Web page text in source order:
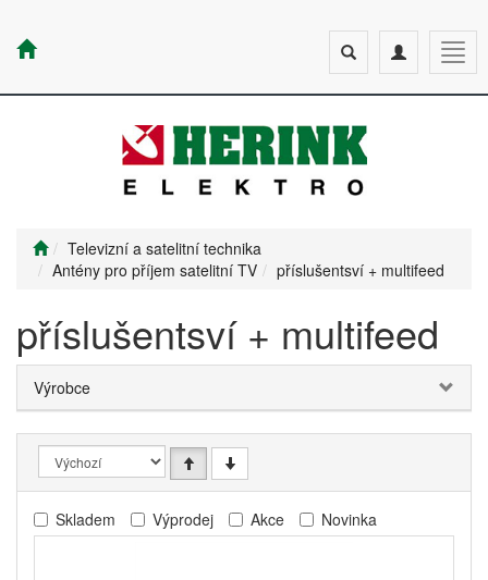
Toggle
navigation
Toggle
search
Televizní a satelitní technika
Antény pro příjem satelitní TV
příslušentsví + multifeed
příslušentsví + multifeed
Výrobce
Skladem Výprodej Akce Novinka